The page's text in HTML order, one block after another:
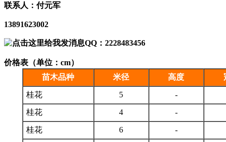
联系人：付元军
13891623002
QQ：2228483456
价格表（单位：cm）
苗木品种
米径 高度
桂花 5 -
桂花 4 -
桂花 6 -